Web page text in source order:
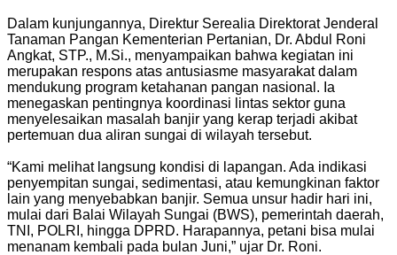
Dalam kunjungannya, Direktur Serealia Direktorat Jenderal
Tanaman Pangan Kementerian Pertanian, Dr. Abdul Roni
Angkat, STP., M.Si., menyampaikan bahwa kegiatan ini
merupakan respons atas antusiasme masyarakat dalam
mendukung program ketahanan pangan nasional. Ia
menegaskan pentingnya koordinasi lintas sektor guna
menyelesaikan masalah banjir yang kerap terjadi akibat
pertemuan dua aliran sungai di wilayah tersebut.
“Kami melihat langsung kondisi di lapangan. Ada indikasi
penyempitan sungai, sedimentasi, atau kemungkinan faktor
lain yang menyebabkan banjir. Semua unsur hadir hari ini,
mulai dari Balai Wilayah Sungai (BWS), pemerintah daerah,
TNI, POLRI, hingga DPRD. Harapannya, petani bisa mulai
menanam kembali pada bulan Juni,” ujar Dr. Roni.